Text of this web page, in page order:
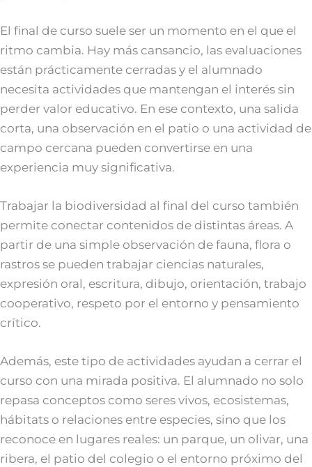
El final de curso suele ser un momento en el que el
ritmo cambia. Hay más cansancio, las evaluaciones
están prácticamente cerradas y el alumnado
necesita actividades que mantengan el interés sin
perder valor educativo. En ese contexto, una salida
corta, una observación en el patio o una actividad de
campo cercana pueden convertirse en una
experiencia muy significativa.
Trabajar la biodiversidad al final del curso también
permite conectar contenidos de distintas áreas. A
partir de una simple observación de fauna, flora o
rastros se pueden trabajar ciencias naturales,
expresión oral, escritura, dibujo, orientación, trabajo
cooperativo, respeto por el entorno y pensamiento
crítico.
Además, este tipo de actividades ayudan a cerrar el
curso con una mirada positiva. El alumnado no solo
repasa conceptos como seres vivos, ecosistemas,
hábitats o relaciones entre especies, sino que los
reconoce en lugares reales: un parque, un olivar, una
ribera, el patio del colegio o el entorno próximo del